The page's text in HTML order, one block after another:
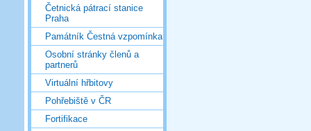
Četnická pátrací stanice
Praha
Památník Čestná vzpomínka
Osobní stránky členů a
partnerů
Virtuální hřbitovy
Pohřebiště v ČR
Fortifikace